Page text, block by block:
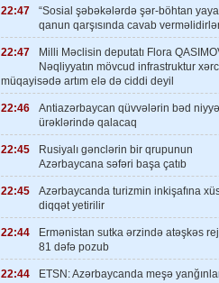
22:47
“Sosial şəbəkələrdə şər-böhtan
qanun qarşısında cavab
22:47
Milli Məclisin deputatı Flora
Nəqliyyatın mövcud infrastruktur
müqayisədə artım elə də ciddi deyil
22:46
Antiazərbaycan qüvvələrin bəd
ürəklərində qalacaq
22:45
Rusiyalı gənclərin bir qrupunun
Azərbaycana səfəri başa çatıb
22:45
Azərbaycanda turizmin inkişafına
diqqət yetirilir
22:44
Ermənistan sutka ərzində atəşkəs
81 dəfə pozub
22:44
ETSN: Azərbaycanda meşə